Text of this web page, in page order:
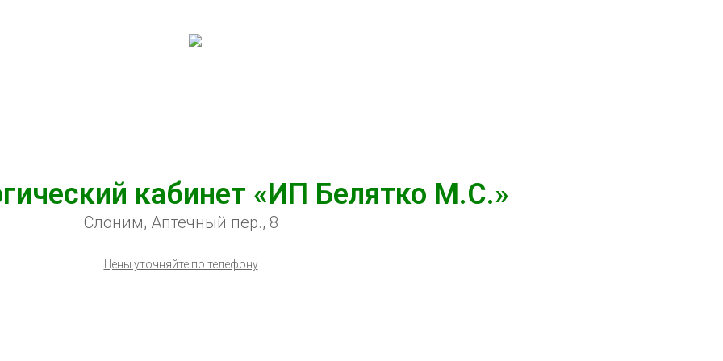
кабинет «ИП Белятко М.С.»
Слоним, Аптечный пер., 8
Цены уточняйте по телефону